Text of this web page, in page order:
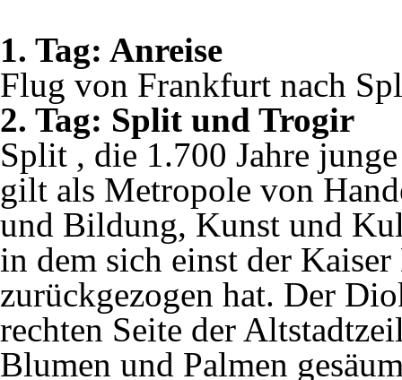
1. Tag: Anreise
Flug von Frankfurt nach
2. Tag: Split und Trogir
Split , die 1.700 Jahre
gilt als Metropole von
und Bildung, Kunst und
in dem sich einst der
zurückgezogen hat. Der
rechten Seite der
Blumen und Palmen